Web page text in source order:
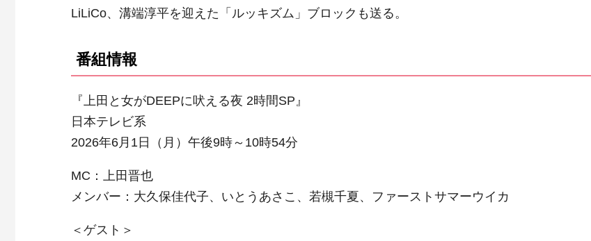
LiLiCo、溝端淳平を迎えた「ルッキズム」ブロックも送る。
番組情報
『上田と女がDEEPに吠える夜 2時間SP』
日本テレビ系
2026年6月1日（月）午後9時～10時54分
MC：上田晋也
メンバー：大久保佳代子、いとうあさこ、若槻千夏、ファーストサマーウイカ
＜ゲスト＞